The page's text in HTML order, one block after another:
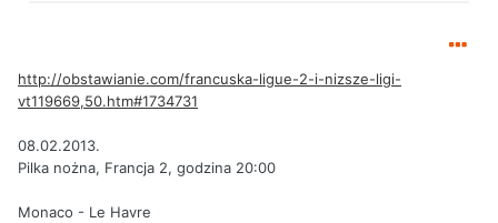
http://obstawianie.com/francuska-ligue-2-i-nizsze-ligi-
vt119669,50.htm#1734731
08.02.2013.
Pilka nożna, Francja 2, godzina 20:00
Monaco - Le Havre